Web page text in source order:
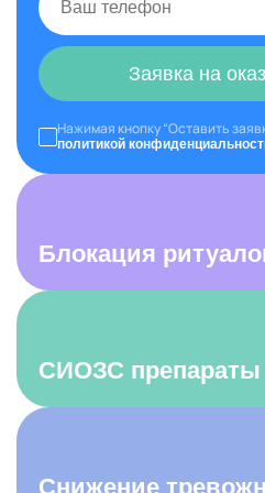
Заявка на
Нажимая кнопку “Оставить
политикой
Блокация
СИОЗС препараты
Снижение